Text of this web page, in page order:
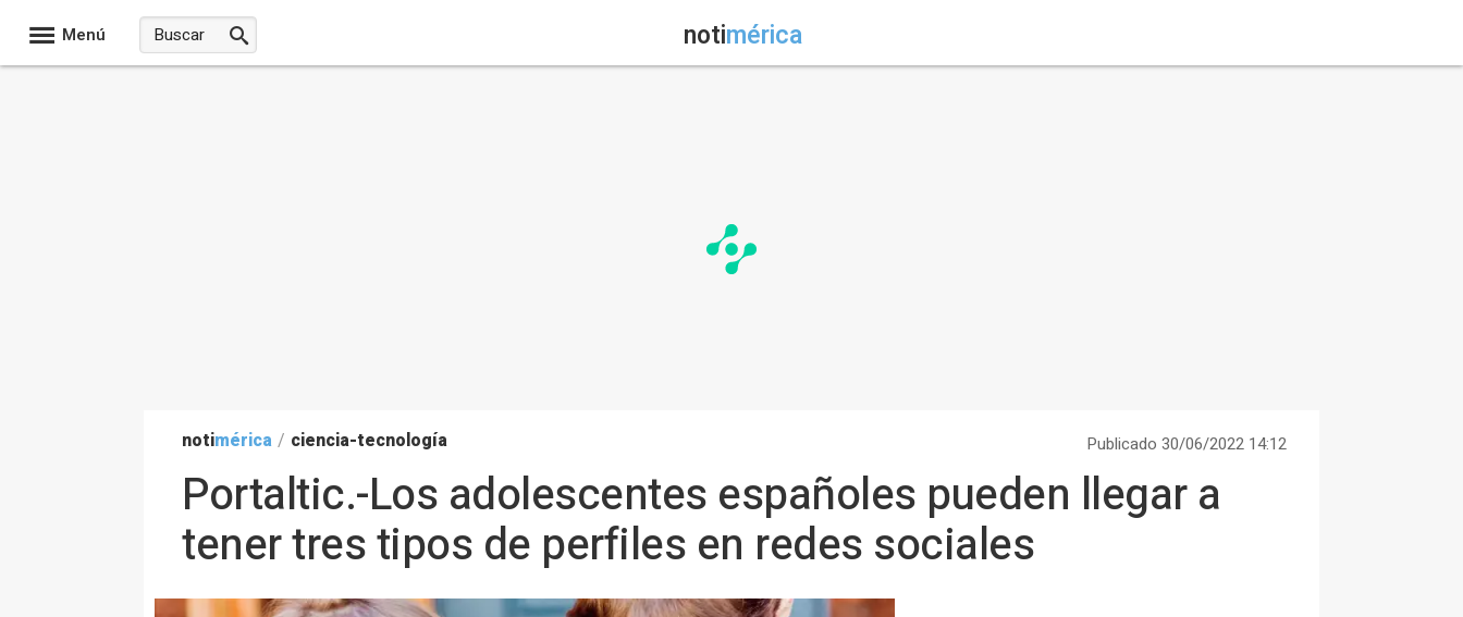
Menú notimérica
notimérica / ciencia-tecnología Publicado 30/06/2022 14:12
Portaltic.-Los adolescentes españoles pueden llegar a
tener tres tipos de perfiles en redes sociales